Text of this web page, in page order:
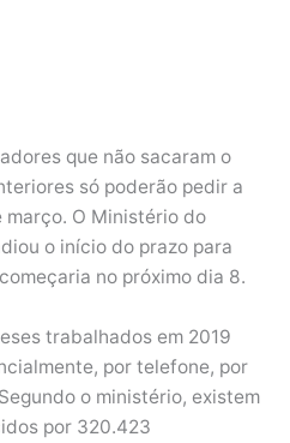
que não sacaram o
só poderão pedir a
O Ministério do
o início do prazo para
no próximo dia 8.
trabalhados em 2019
por telefone, por
o ministério, existem
por 320.423